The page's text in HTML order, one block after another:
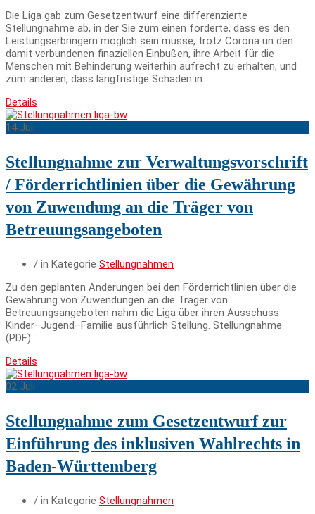
Die Liga gab zum Gesetzentwurf eine differenzierte
Stellungnahme ab, in der Sie zum einen forderte, dass es den
Leistungserbringern möglich sein müsse, trotz Corona un den
damit verbundenen finaziellen Einbußen, ihre Arbeit für die
Menschen mit Behinderung weiterhin aufrecht zu erhalten, und
zum anderen, dass langfristige Schäden in…
Details
14 Juli
Stellungnahme zur Verwaltungsvorschrift
/ Förderrichtlinien über die Gewährung
von Zuwendung an die Träger von
Betreuungsangeboten
/ in Kategorie Stellungnahmen
Zu den geplanten Änderungen bei den Förderrichtlinien über die
Gewährung von Zuwendungen an die Träger von
Betreuungsangeboten nahm die Liga über ihren Ausschuss
Kinder–Jugend–Familie ausführlich Stellung. Stellungnahme
(PDF)
Details
02 Juli
Stellungnahme zum Gesetzentwurf zur
Einführung des inklusiven Wahlrechts in
Baden-Württemberg
/ in Kategorie Stellungnahmen